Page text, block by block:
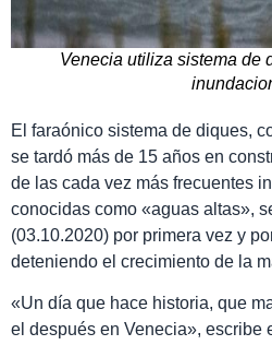
Venecia utiliza sistema de
El faraónico sistema de diques,
se tardó más de 15 años en
de las cada vez más frecuentes
conocidas como «aguas altas»,
(03.10.2020) por primera vez y
deteniendo el crecimiento de la
«Un día que hace historia, que
el después en Venecia», escribe